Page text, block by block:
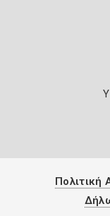
Πολιτική